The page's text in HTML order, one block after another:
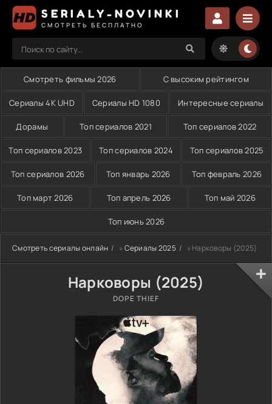
SERIALY-NOVINKI
СМОТРЕТЬ БЕСПЛАТНО
Смотреть фильмы 2026 С высоким рейтингом
Сериалы 4K UHD Сериалы HD 1080 Интересные сериалы
Дорамы Топ сериалов 2021 Топ сериалов 2022
Топ сериалов 2023 Топ сериалов 2024 Топ сериалов 2025
Топ сериалов 2026 Топ январь 2026 Топ февраль 2026
Топ март 2026 Топ апрель 2026 Топ май 2026
Топ июнь 2026
Смотреть сериалы онлайн » Сериалы 2025 » Нарковоры (2025)
Нарковоры (2025)
DOPE THIEF